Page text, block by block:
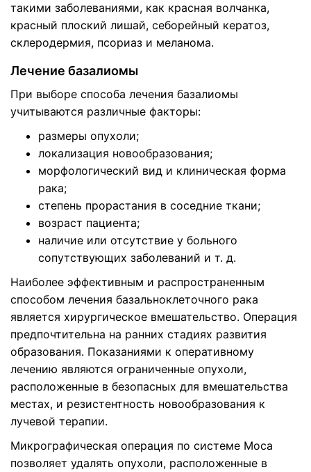
такими заболеваниями, как красная волчанка,
красный плоский лишай, себорейный кератоз,
склеродермия, псориаз и меланома.
Лечение базалиомы
При выборе способа лечения базалиомы
учитываются различные факторы:
размеры опухоли;
локализация новообразования;
морфологический вид и клиническая форма
рака;
степень прорастания в соседние ткани;
возраст пациента;
наличие или отсутствие у больного
сопутствующих заболеваний и т. д.
Наиболее эффективным и распространенным
способом лечения базальноклеточного рака
является хирургическое вмешательство. Операция
предпочтительна на ранних стадиях развития
образования. Показаниями к оперативному
лечению являются ограниченные опухоли,
расположенные в безопасных для вмешательства
местах, и резистентность новообразования к
лучевой терапии.
Микрографическая операция по системе Моса
позволяет удалять опухоли, расположенные в